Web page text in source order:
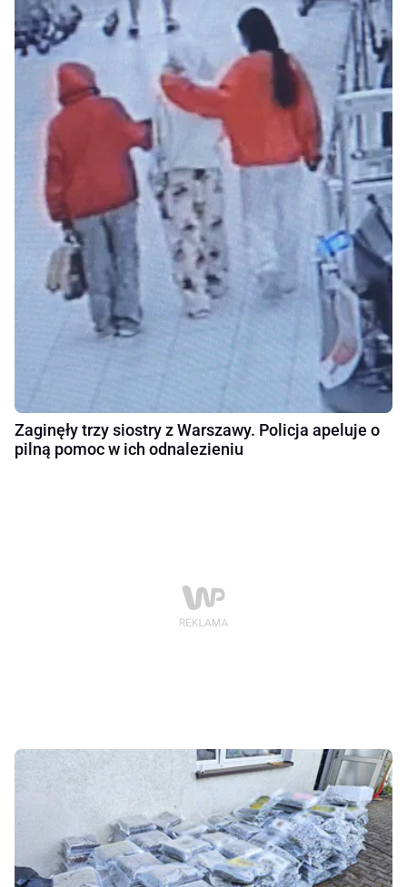
Zaginęły trzy siostry z Warszawy. Policja apeluje o
pilną pomoc w ich odnalezieniu